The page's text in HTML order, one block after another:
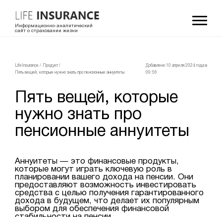
Информационно-аналитический
сайт о страховании жизни
LifeInsurance / Продукт/
Пять вещей, которые нужно знать про пенсионные аннуитеты
Добавлено 10 апреля 2024 года в
09:56
Пять вещей, которые
нужно знать про
пенсионные аннуитеты
Аннуитеты — это финансовые продукты,
которые могут играть ключевую роль в
планировании вашего дохода на пенсии. Они
предоставляют возможность инвестировать
средства с целью получения гарантированного
дохода в будущем, что делает их популярным
выбором для обеспечения финансовой